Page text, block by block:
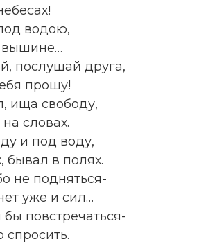
водою,
вышине…
послушай друга,
прошу!
ища свободу,
словах.
и под воду,
бывал в полях.
не подняться-
уже и сил…
повстречаться-
спросить.